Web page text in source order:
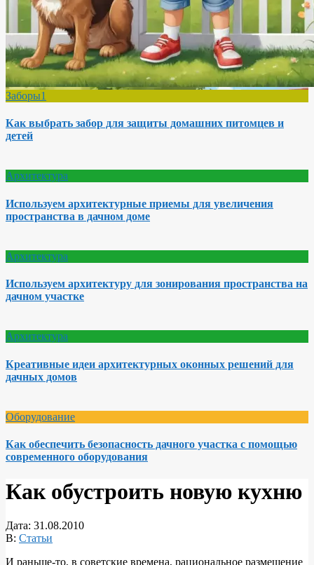
Заборы1
Как выбрать забор для защиты домашних питомцев и
детей
Архитектура
Используем архитектурные приемы для увеличения
пространства в дачном доме
Архитектура
Используем архитектуру для зонирования пространства на
дачном участке
Архитектура
Креативные идеи архитектурных оконных решений для
дачных домов
Оборудование
Как обеспечить безопасность дачного участка с помощью
современного оборудования
Как обустроить новую кухню
Дата: 31.08.2010
В: Статьи
И раньше-то, в советские времена, рациональное размещение